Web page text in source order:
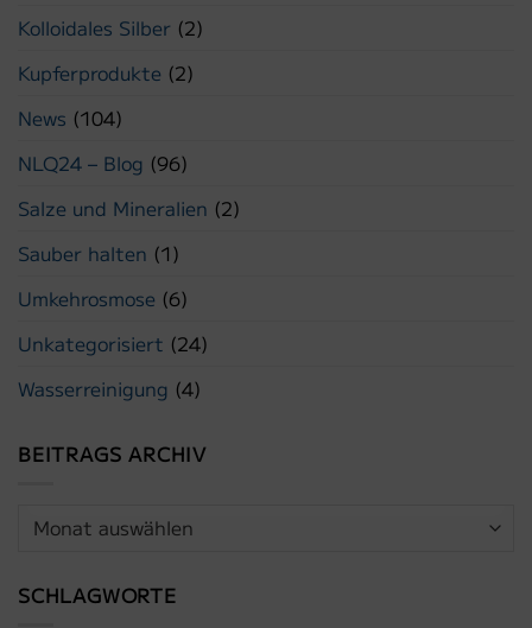
Kolloidales Silber (2)
Kupferprodukte (2)
News (104)
NLQ24 – Blog (96)
Salze und Mineralien (2)
Sauber halten (1)
Umkehrosmose (6)
Unkategorisiert (24)
Wasserreinigung (4)
BEITRAGS ARCHIV
Beitrags
Archiv
SCHLAGWORTE